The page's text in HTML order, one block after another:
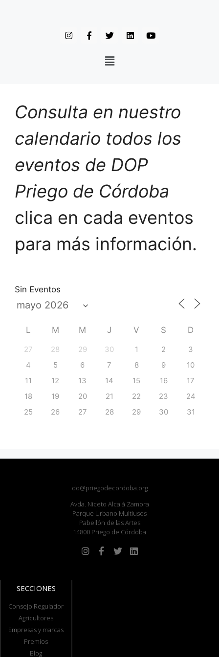
Consulta en nuestro
calendario todos los
eventos de DOP
Priego de Córdoba
clica en cada eventos
para más información.
Sin Eventos
L M M J V S D
27 28 29 30 1 2
3
4
5 6 7 8 9
10
11
12 13 14 15 16
17
18
19 20 21 22 23
24
25
26 27 28 29 30 31
do@priegodecordoba.org
Avda. Niceto Alcalá Zamora
Parque Urbano Multiusos
Pabellón de las Artes
14800 Priego de Córdoba
SECCIONES
Consejo Regulador
Agricultores
Empresas y marcas
Premios
Blog